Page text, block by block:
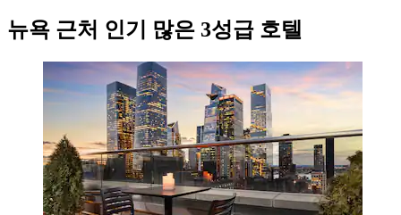
뉴욕 근처 인기 많은 3성급 호텔